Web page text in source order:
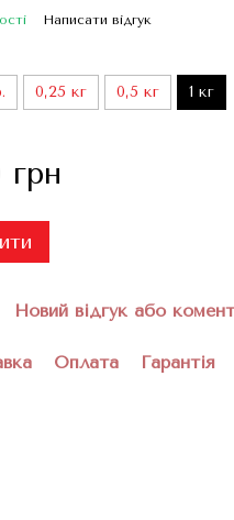
Написати відгук
0,25 кг 0,5 кг 1 кг
грн
Новий відгук або
Оплата Гарантія